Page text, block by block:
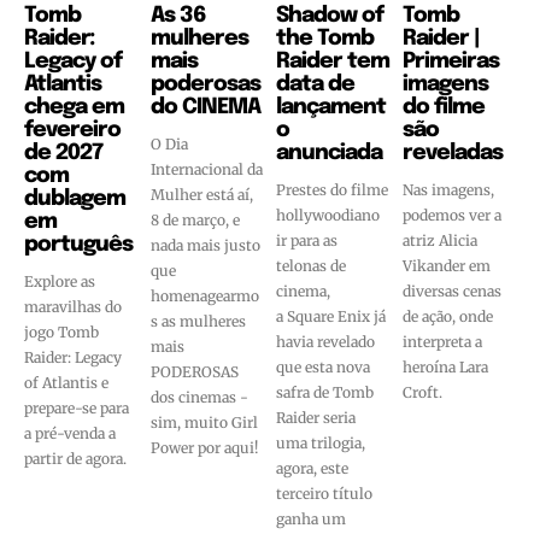
Tomb
Raider:
Legacy of
Atlantis
chega em
fevereiro
de 2027
com
dublagem
em
português
Explore as
maravilhas do
jogo Tomb
Raider: Legacy
of Atlantis e
prepare-se para
a pré-venda a
partir de agora.
As 36
mulheres
mais
poderosas
do CINEMA
O Dia
Internacional da
Mulher está aí,
8 de março, e
nada mais justo
que
homenagearmo
s as mulheres
mais
PODEROSAS
dos cinemas -
sim, muito Girl
Power por aqui!
Shadow of
the Tomb
Raider tem
data de
lançament
o
anunciada
Prestes do filme
hollywoodiano
ir para as
telonas de
cinema,
a Square Enix já
havia revelado
que esta nova
safra de Tomb
Raider seria
uma trilogia,
agora, este
terceiro título
ganha um
Tomb
Raider |
Primeiras
imagens
do filme
são
reveladas
Nas imagens,
podemos ver a
atriz Alicia
Vikander em
diversas cenas
de ação, onde
interpreta a
heroína Lara
Croft.